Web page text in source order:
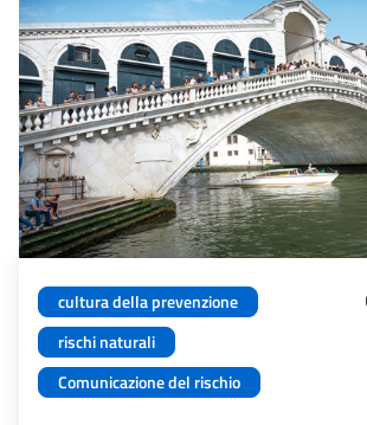
cultura della prevenzione
rischi naturali
Comunicazione del rischio